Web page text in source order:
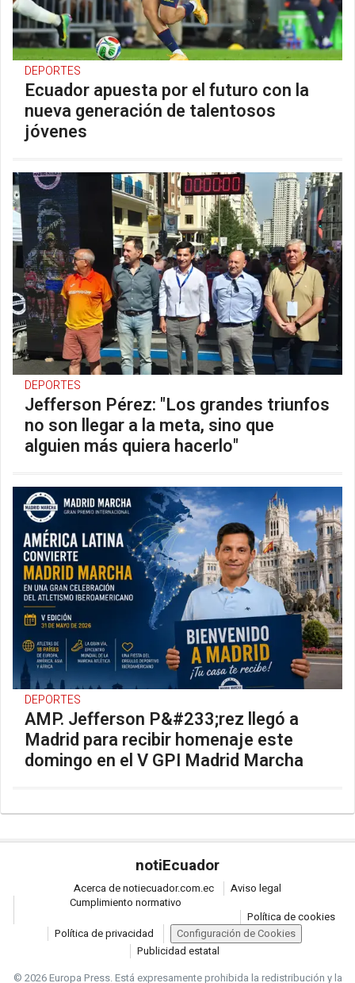
DEPORTES
Ecuador apuesta por el futuro con la
nueva generación de talentosos
jóvenes
DEPORTES
Jefferson Pérez: "Los grandes triunfos
no son llegar a la meta, sino que
alguien más quiera hacerlo"
DEPORTES
AMP. Jefferson P&#233;rez llegó a
Madrid para recibir homenaje este
domingo en el V GPI Madrid Marcha
notiEcuador
Acerca de notiecuador.com.ec
Aviso legal
Cumplimiento normativo
Política de cookies
Política de privacidad
Configuración de Cookies
Publicidad estatal
© 2026 Europa Press.Está expresamente prohibida la redistribución y la